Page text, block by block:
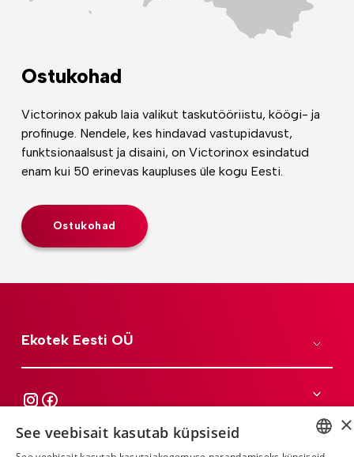
Ostukohad
Victorinox pakub laia valikut taskutööriistu, köögi- ja
profinuge. Nendele, kes hindavad vastupidavust,
funktsionaalsust ja disaini, on Victorinox esindatud
enam kui 50 erinevas kaupluses üle kogu Eesti.
Ostukohad
Ekotek Eesti OÜ
×
See veebisait kasutab küpsiseid